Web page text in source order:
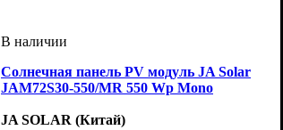
Солнечная панель PV модуль JA Solar
JAM72S30-550/MR 550 Wp Mono
JA SOLAR (Китай)